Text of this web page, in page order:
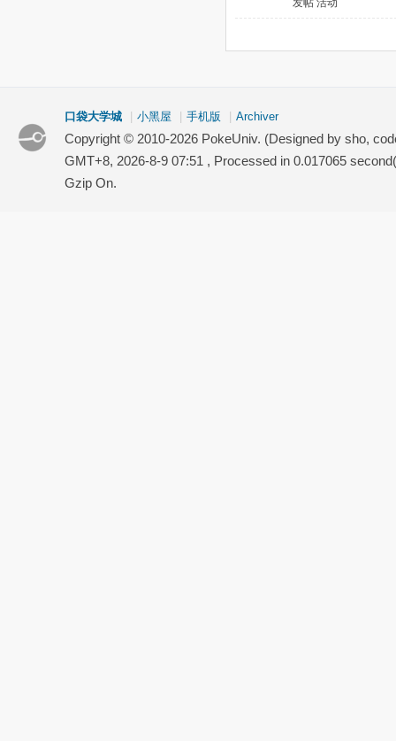
发帖 活动
口袋大学城 小黑屋 手机版 Archiver
Copyright © 2010-2026 PokeUniv. (Designed by sho,
GMT+8, 2026-8-9 07:51 , Processed in 0.017065
Gzip On.